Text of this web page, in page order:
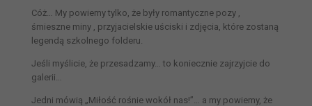
Cóż… My powiemy tylko, że były romantyczne pozy ,
śmieszne miny , przyjacielskie uściski i zdjęcia, które zostaną
legendą szkolnego folderu.
Jeśli myślicie, że przesadzamy… to koniecznie zajrzyjcie do
galerii…
Jedni mówią „Miłość rośnie wokół nas!”… a my powiemy, że